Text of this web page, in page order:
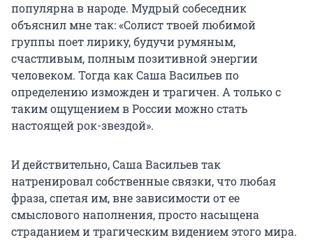
популярна в народе. Мудрый собеседник
объяснил мне так: «Солист твоей любимой
группы поет лирику, будучи румяным,
счастливым, полным позитивной энергии
человеком. Тогда как Саша Васильев по
определению изможден и трагичен. А только с
таким ощущением в России можно стать
настоящей рок-звездой».
И действительно, Саша Васильев так
натренировал собственные связки, что любая
фраза, спетая им, вне зависимости от ее
смыслового наполнения, просто насыщена
страданием и трагическим видением этого мира.